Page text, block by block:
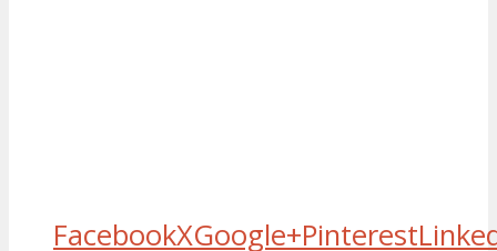
FacebookXGoogle+Pinterest